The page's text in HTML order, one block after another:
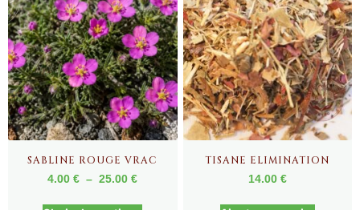
SABLINE ROUGE VRAC
4.00€ – 25.00€
TISANE ELIMINATION
14.00 €